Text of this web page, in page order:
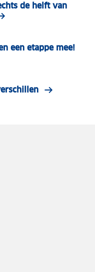
de helft van
een etappe mee!